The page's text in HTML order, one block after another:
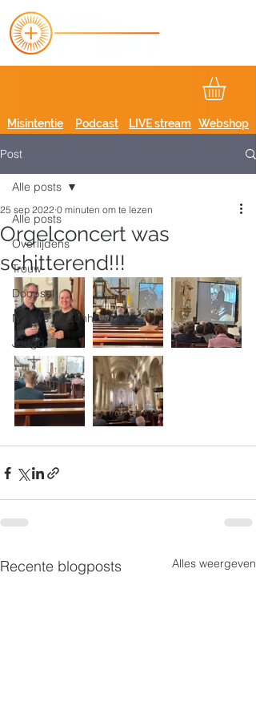
Podcast
Misintentie LIVE stream Webshop
Post
Alle posts
Overlijdens
Trouw
Doopsel
Nieuws uit Zonhoven
Jeugd
Alle posts
Orgelconcert was
schitterend!!!
25 sep 2022 0 minuten om te lezen
Recente blogposts Alles weergeven